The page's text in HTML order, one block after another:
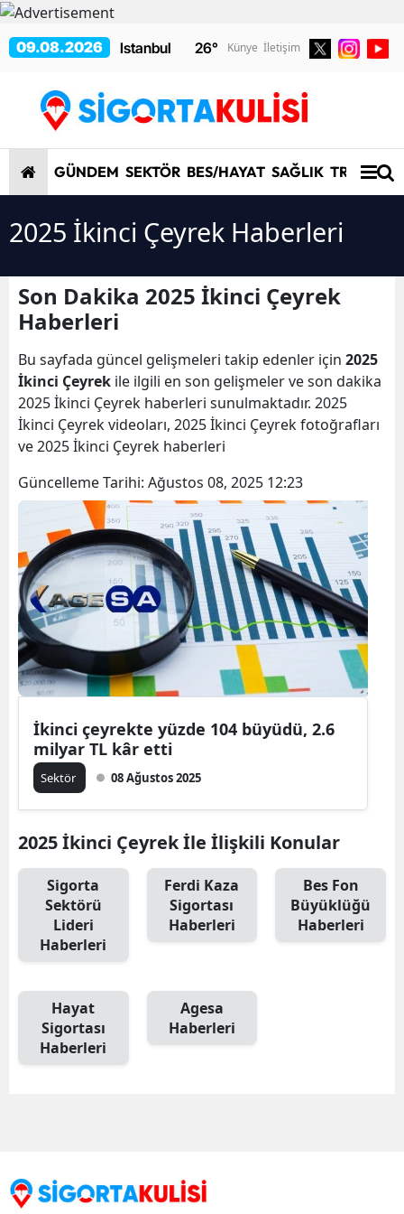
09.08.2026 26° Künye İletişim
GÜNDEM SEKTÖR BES/HAYAT SAĞLIK TRAFİK/
2025 İkinci Çeyrek Haberleri
Son Dakika 2025 İkinci Çeyrek
Haberleri
Bu sayfada güncel gelişmeleri takip edenler için 2025
İkinci Çeyrek ile ilgili en son gelişmeler ve son dakika
2025 İkinci Çeyrek haberleri sunulmaktadır. 2025
İkinci Çeyrek videoları, 2025 İkinci Çeyrek fotoğrafları
ve 2025 İkinci Çeyrek haberleri
Güncelleme Tarihi: Ağustos 08, 2025 12:23
İkinci çeyrekte yüzde 104 büyüdü, 2.6
milyar TL kâr etti
Sektör 08 Ağustos 2025
2025 İkinci Çeyrek İle İlişkili Konular
Sigorta
Sektörü
Lideri
Haberleri
Ferdi Kaza
Sigortası
Haberleri
Bes Fon
Büyüklüğü
Haberleri
Hayat
Sigortası
Haberleri
Agesa
Haberleri